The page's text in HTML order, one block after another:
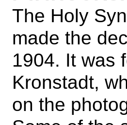
The Holy
made the
1904. It was
Kronstadt,
on the